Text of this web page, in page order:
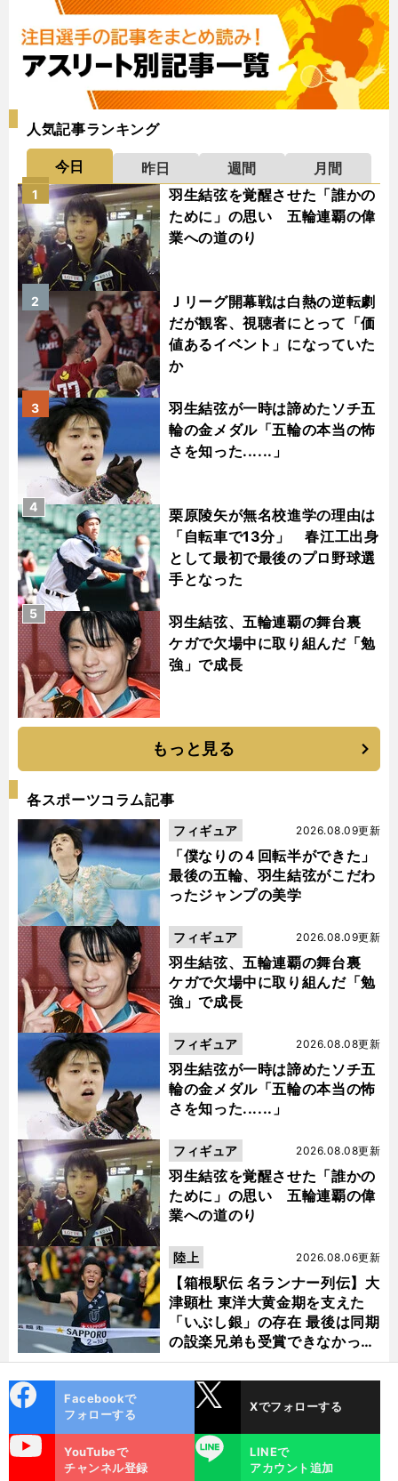
人気記事ランキング
今日 昨日 週間
月間
羽生結弦を覚醒させた「誰かの
ために」の思い 五輪連覇の偉
業への道のり
1
Ｊリーグ開幕戦は白熱の逆転劇
だが観客、視聴者にとって「価
値あるイベント」になっていた
か
2
羽生結弦が一時は諦めたソチ五
輪の金メダル「五輪の本当の怖
さを知った......」
3
栗原陵矢が無名校進学の理由は
「自転車で13分」 春江工出身
として最初で最後のプロ野球選
手となった
4
羽生結弦、五輪連覇の舞台裏
ケガで欠場中に取り組んだ「勉
強」で成長
5
もっと見る
各スポーツコラム記事
「僕なりの４回転半ができた」
最後の五輪、羽生結弦がこだわ
ったジャンプの美学
2026.08.09更新
フィギュア
羽生結弦、五輪連覇の舞台裏
ケガで欠場中に取り組んだ「勉
強」で成長
2026.08.09更新
フィギュア
羽生結弦が一時は諦めたソチ五
輪の金メダル「五輪の本当の怖
さを知った......」
2026.08.08更新
フィギュア
羽生結弦を覚醒させた「誰かの
ために」の思い 五輪連覇の偉
業への道のり
2026.08.08更新
フィギュア
【箱根駅伝 名ランナー列伝】大
津顕杜 東洋大黄金期を支えた
「いぶし銀」の存在 最後は同期
の設楽兄弟も受賞できなかった
金栗杯に輝く
2026.08.06更新
陸上
ok
Facebookで
フォローする
Xでフォローする
YouTubeで
チャンネル登録
LINE
LINEで
アカウント追加